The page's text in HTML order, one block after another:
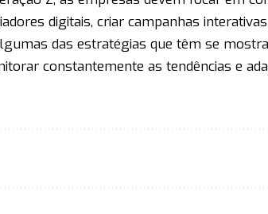
digitais, criar campanhas
das estratégias que têm se
constantemente as tendências e